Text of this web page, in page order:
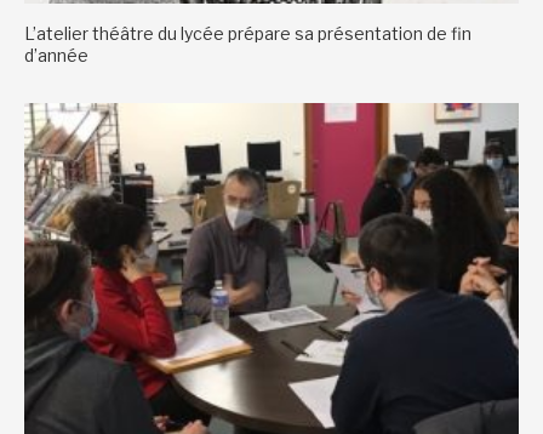
L’atelier théâtre du lycée prépare sa présentation de fin
d’année